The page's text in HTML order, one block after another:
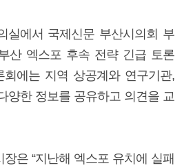
실에서 국제신문 부산시의회 부
산 엑스포 후속 전략 긴급 토론
회에는 지역 상공계와 연구기관,
양한 정보를 공유하고 의견을 교
은 “지난해 엑스포 유치에 실패